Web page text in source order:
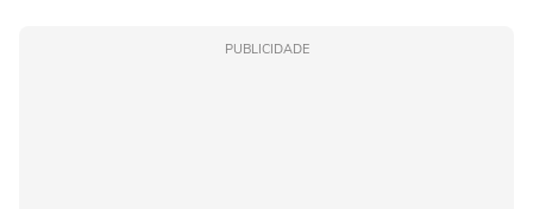
PUBLICIDADE